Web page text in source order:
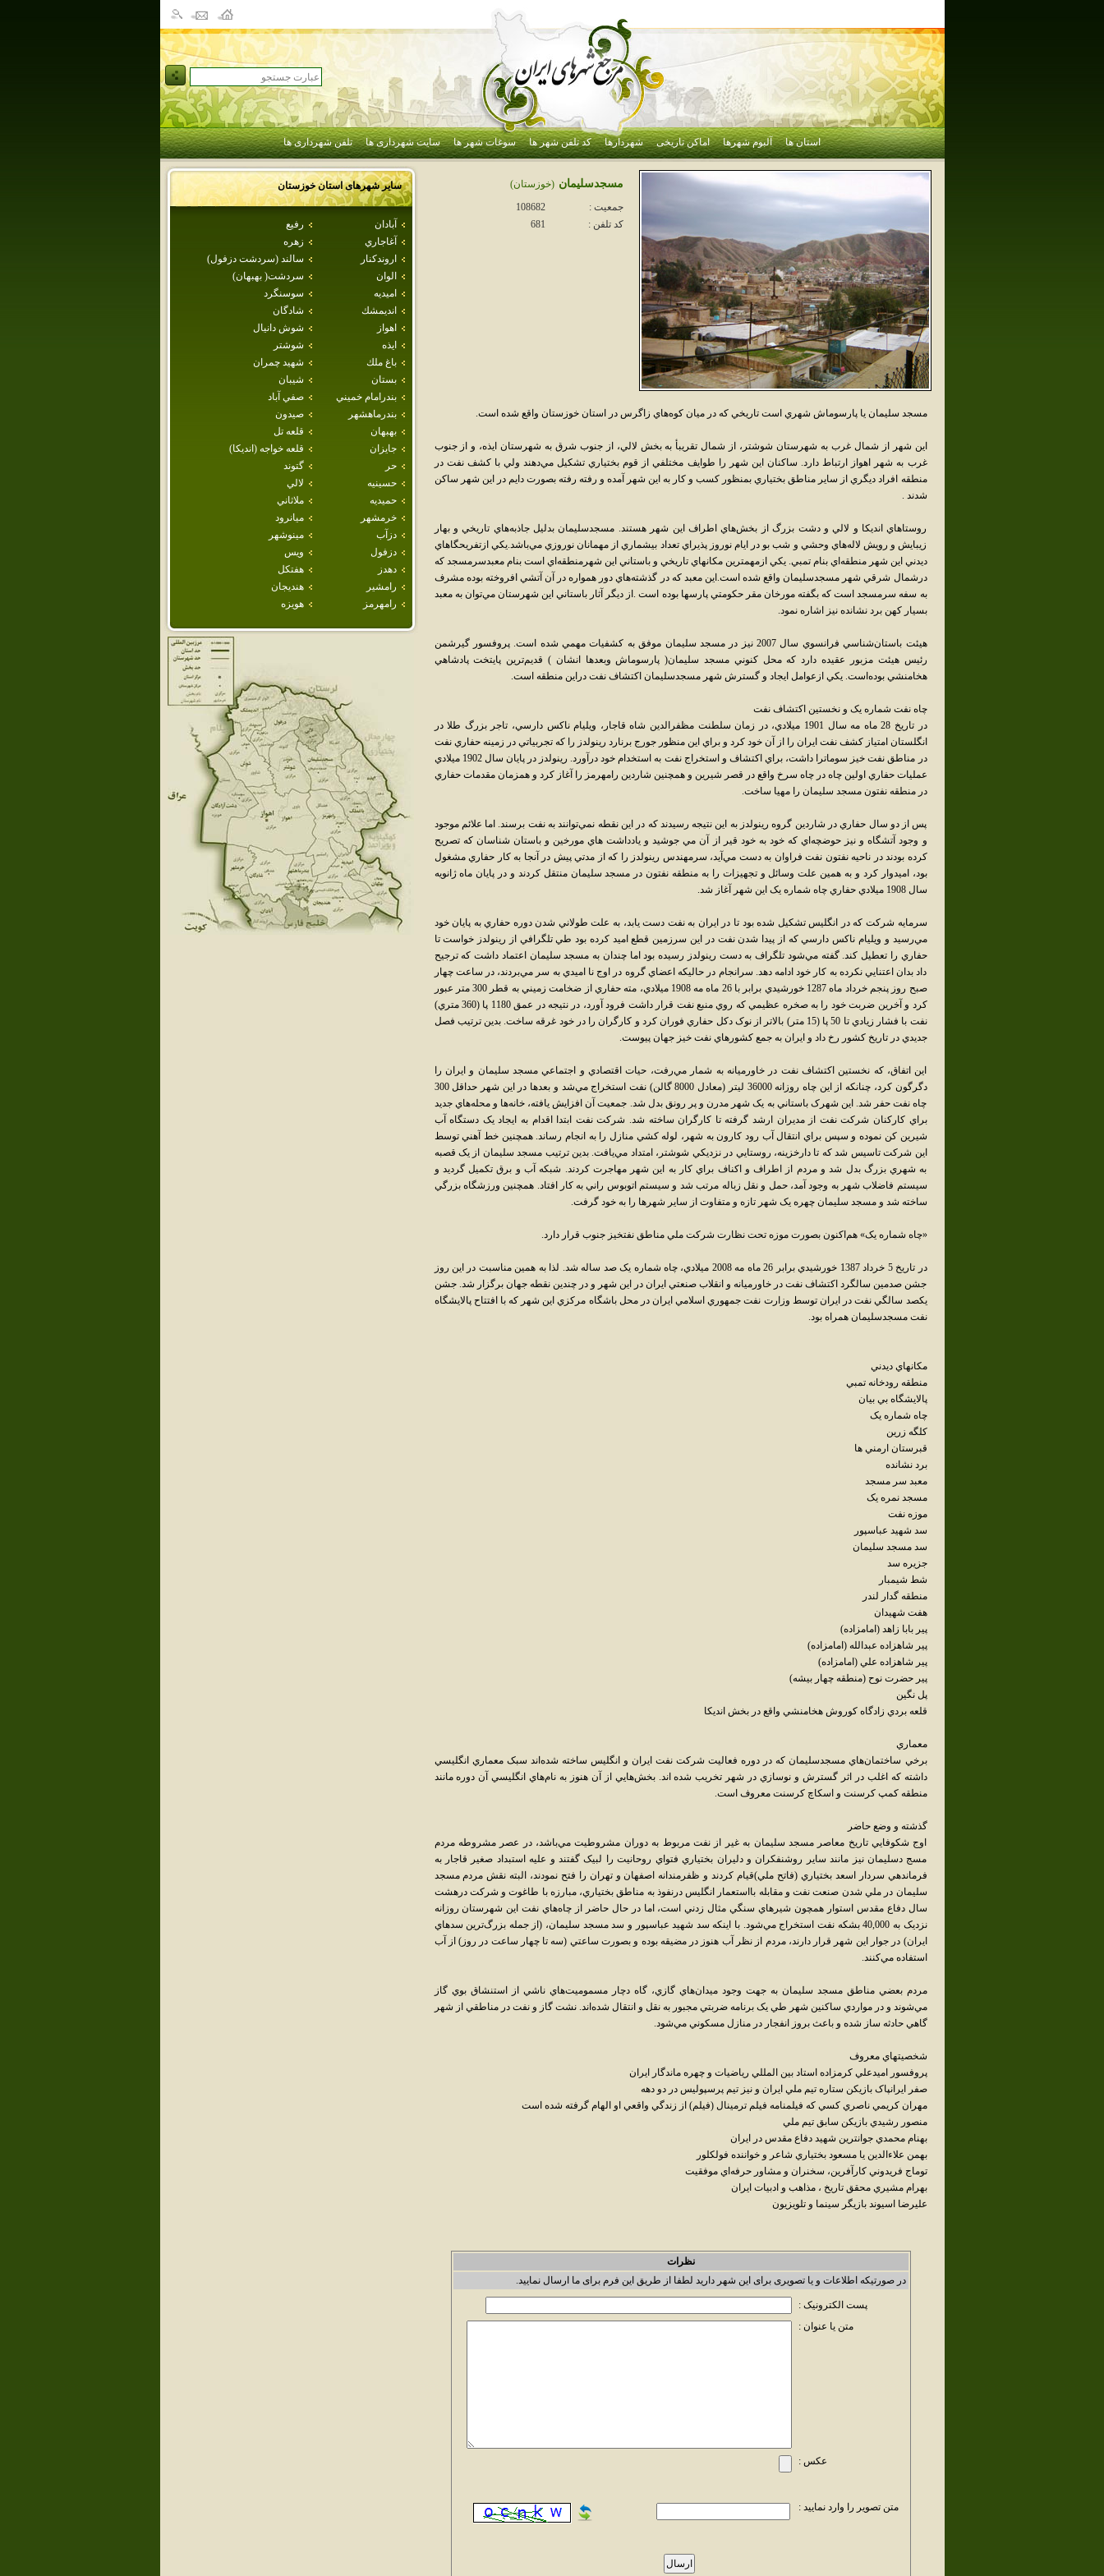
استان ها آلبوم شهرها اماکن تاریخی شهردارها کد تلفن شهر ها سوغات شهر ها سایت شهرداری ها تلفن شهرداری ها
سایر شهرهای استانخوزستان
آبادان
رفيع
آغاجاري
زهره
اروندكنار
سالند (سردشت دزفول)
الوان
سردشت( بهبهان)
اميديه
سوسنگرد
انديمشك
شادگان
اهواز
شوش دانيال
ايذه
شوشتر
باغ ملك
شهيد چمران
بستان
شيبان
بندرامام خميني
صفي آباد
بندرماهشهر
صيدون
بهبهان
قلعه تل
جايزان
قلعه خواجه (انديكا)
حر
گتوند
حسينيه
لالي
حميديه
ملاثاني
خرمشهر
ميانرود
دزآب
مينوشهر
دزفول
ويس
دهدز
هفتكل
رامشير
هنديجان
رامهرمز
هويزه
مسجدسليمان (خوزستان)
جمعیت :
108682
کد تلفن :
681
مسجد سليمان يا پارسوماش شهري است تاريخي که در ميان کوه‌هاي زاگرس در استان خوزستان واقع شده است.
اين شهر از شمال غرب به شهرستان شوشتر، از شمال تقريبأ به بخش لالي، از جنوب شرق به شهرستان ايذه، و از جنوب
غرب به شهر اهواز ارتباط دارد. ساکنان اين شهر را طوايف مختلفي از قوم بختياري تشکيل مي‌دهند ولي با کشف نفت در
منطقه افراد ديگري از ساير مناطق بختياري بمنظور کسب و کار به اين شهر آمده و رفته رفته بصورت دايم در اين شهر ساکن
شدند .
روستاهاي انديکا و لالي و دشت بزرگ از بخش‌هاي اطراف اين شهر هستند. مسجدسليمان بدليل جاذبه‌هاي تاريخي و بهار
زيبايش و رويش لاله‌هاي وحشي و شب بو در ايام نوروز پذيراي تعداد بيشماري از مهمانان نوروزي مي‌باشد.يکي ازتفريحگاهاي
ديدني اين شهر منطقه‌اي بنام تمبي. يکي ازمهمترين مکانهاي تاريخي و باستاني اين شهرمنطقه‌اي است بنام معبدسرمسجد که
درشمال شرقي شهر مسجدسليمان واقع شده است.اين معبد که در گذشته‌هاي دور همواره در آن آتشي افروخته بوده مشرف
به سفه سرمسجد است که بگفته مورخان مقر حکومتي پارسها بوده است .از ديگر آثار باستاني اين شهرستان مي‌توان به معبد
بسيار کهن برد نشانده نيز اشاره نمود.
هيئت باستان‌شناسي فرانسوي سال 2007 نيز در مسجد سليمان موفق به کشفيات مهمي شده است. پروفسور گيرشمن
رئيس هيئت مزبور عقيده دارد که محل کنوني مسجد سليمان( پارسوماش وبعدها انشان ) قديم‌ترين پايتخت پادشاهي
هخامنشي بوده‌است. يکي ازعوامل ايجاد و گسترش شهر مسجدسليمان اکتشاف نفت دراين منطقه است.
چاه نفت شماره يک و نخستين اکتشاف نفت
در تاريخ 28 ماه مه سال 1901 ميلادي، در زمان سلطنت مظفرالدين شاه قاجار، ويليام ناکس دارسي، تاجر بزرگ طلا در
انگلستان امتياز کشف نفت ايران را از آن خود کرد و براي اين منظور جورج برنارد رينولدز را که تجربياتي در زمينه حفاري نفت
در مناطق نفت خيز سوماترا داشت، براي اکتشاف و استخراج نفت به استخدام خود درآورد. رينولدز در پايان سال 1902 ميلادي
عمليات حفاري اولين چاه در چاه سرخ واقع در قصر شيرين و همچنين شاردين رامهرمز را آغاز کرد و همزمان مقدمات حفاري
در منطقه نفتون مسجد سليمان را مهيا ساخت.
پس از دو سال حفاري در شاردين گروه رينولدز به اين نتيجه رسيدند که در اين نقطه نمي‌توانند به نفت برسند. اما علائم موجود
و وجود آتشگاه و نيز حوضچه‌اي که خود به خود قير از آن مي جوشيد و يادداشت هاي مورخين و باستان شناسان که تصريح
کرده بودند در ناحيه نفتون نفت فراوان به دست مي‌آيد، سرمهندس رينولدز را که از مدتي پيش در آنجا به کار حفاري مشغول
بود، اميدوار کرد و به همين علت وسائل و تجهيزات را به منطقه نفتون در مسجد سليمان منتقل کردند و در پايان ماه ژانويه
سال 1908 ميلادي حفاري چاه شماره يک اين شهر آغاز شد.
سرمايه شرکت که در انگليس تشکيل شده بود تا در ايران به نفت دست يابد، به علت طولاني شدن دوره حفاري به پايان خود
مي‌رسيد و ويليام ناکس دارسي که از پيدا شدن نفت در اين سرزمين قطع اميد کرده بود طي تلگرافي از رينولدز خواست تا
حفاري را تعطيل کند. گفته مي‌شود تلگراف به دست رينولدز رسيده بود اما چندان به مسجد سليمان اعتماد داشت که ترجيح
داد بدان اعتنايي نکرده به کار خود ادامه دهد. سرانجام در حاليکه اعضاي گروه در اوج نا اميدي به سر مي‌بردند، در ساعت چهار
صبح روز پنجم خرداد ماه 1287 خورشيدي برابر با 26 ماه مه 1908 ميلادي، مته حفاري از ضخامت زميني به قطر 300 متر عبور
کرد و آخرين ضربت خود را به صخره عظيمي که روي منبع نفت قرار داشت فرود آورد، در نتيجه در عمق 1180 پا (360 متري)
نفت با فشار زيادي تا 50 پا (15 متر) بالاتر از نوک دکل حفاري فوران کرد و کارگران را در خود غرقه ساخت. بدين ترتيب فصل
جديدي در تاريخ کشور رخ داد و ايران به جمع کشورهاي نفت خيز جهان پيوست.
اين اتفاق، که نخستين اکتشاف نفت در خاورميانه به شمار مي‌رفت، حيات اقتصادي و اجتماعي مسجد سليمان و ايران را
دگرگون کرد، چنانکه از اين چاه روزانه 36000 ليتر (معادل 8000 گالن) نفت استخراج مي‌شد و بعدها در اين شهر حداقل 300
چاه نفت حفر شد. اين شهرک باستاني به يک شهر مدرن و پر رونق بدل شد. جمعيت آن افزايش يافته، خانه‌ها و محله‌هاي جديد
براي کارکنان شرکت نفت از مديران ارشد گرفته تا کارگران ساخته شد. شرکت نفت ابتدا اقدام به ايجاد يک دستگاه آب
شيرين کن نموده و سپس براي انتقال آب رود کارون به شهر، لوله کشي منازل را به انجام رساند. همچنين خط آهني توسط
اين شرکت تاسيس شد که تا دارخزينه، روستايي در نزديکي شوشتر، امتداد مي‌يافت. بدين ترتيب مسجد سليمان از يک قصبه
به شهري بزرگ بدل شد و مردم از اطراف و اکناف براي کار به اين شهر مهاجرت کردند. شبکه آب و برق تکميل گرديد و
سيستم فاضلاب شهر به وجود آمد، حمل و نقل زباله مرتب شد و سيستم اتوبوس راني به کار افتاد. همچنين ورزشگاه بزرگي
ساخته شد و مسجد سليمان چهره يک شهر تازه و متفاوت از ساير شهرها را به خود گرفت.
«چاه شماره يک» هم‌اکنون بصورت موزه تحت نظارت شرکت ملي مناطق نفتخيز جنوب قرار دارد.
در تاريخ 5 خرداد 1387 خورشيدي برابر 26 ماه مه 2008 ميلادي، چاه شماره يک صد ساله شد. لذا به همين مناسبت در اين روز
جشن صدمين سالگرد اکتشاف نفت در خاورميانه و انقلاب صنعتي ايران در اين شهر و در چندين نقطه جهان برگزار شد. جشن
يکصد سالگي نفت در ايران توسط وزارت نفت جمهوري اسلامي ايران در محل باشگاه مرکزي اين شهر که با افتتاح پالايشگاه
نفت مسجدسليمان همراه بود.
مکانهاي ديدني
منطقه رودخانه تمبي
پالايشگاه بي بيان
چاه شماره يک
کلگه زرين
قبرستان ارمني ها
برد نشانده
معبد سر مسجد
مسجد نمره يک
موزه نفت
سد شهيد عباسپور
سد مسجد سليمان
جزيره سد
شط شيمبار
منطقه گدار لندر
هفت شهيدان
پير بابا زاهد (امامزاده)
پير شاهزاده عبدالله (امامزاده)
پير شاهزاده علي (امامزاده)
پير حضرت نوح (منطقه چهار بيشه)
پل نگين
قلعه بردي زادگاه کوروش هخامنشي واقع در بخش انديکا
معماري
برخي ساختمان‌هاي مسجدسليمان که در دوره فعاليت شرکت نفت ايران و انگليس ساخته شده‌اند سبک معماري انگليسي
داشته که اغلب در اثر گسترش و نوسازي در شهر تخريب شده اند. بخش‌هايي از آن هنوز به نام‌هاي انگليسي آن دوره مانند
منطقه کمپ کرسنت و اسکاچ کرسنت معروف است.
گذشته و وضع حاضر
اوج شکوفايي تاريخ معاصر مسجد سليمان به غير از نفت مربوط به دوران مشروطيت مي‌باشد، در عصر مشروطه مردم
مسج دسليمان نيز مانند ساير روشنفکران و دليران بختياري فتواي روحانيت را لبيک گفتند و عليه استبداد صغير قاجار به
فرماندهي سردار اسعد بختياري (فاتح ملي)قيام کردند و ظفرمندانه اصفهان و تهران را فتح نمودند، البته نقش مردم مسجد
سليمان در ملي شدن صنعت نفت و مقابله بااستعمار انگليس درنفوذ به مناطق بختياري، مبارزه با طاغوت و شرکت درهشت
سال دفاع مقدس استوار همچون شيرهاي سنگي مثال زدني است، اما در حال حاضر از چاه‌هاي نفت اين شهرستان روزانه
نزديک به 40,000 بشکه نفت استخراج مي‌شود. با اينکه سد شهيد عباسپور و سد مسجد سليمان، (از جمله بزرگ‌ترين سدهاي
ايران) در جوار اين شهر قرار دارند، مردم از نظر آب هنوز در مضيقه بوده و بصورت ساعتي (سه تا چهار ساعت در روز) از آب
استفاده مي‌کنند.
مردم بعضي مناطق مسجد سليمان به جهت وجود ميدان‌هاي گازي، گاه دچار مسموميت‌هاي ناشي از استنشاق بوي گاز
مي‌شوند و در مواردي ساکنين شهر طي يک برنامه ضربتي مجبور به نقل و انتقال شده‌اند. نشت گاز و نفت در مناطقي از شهر
گاهي حادثه ساز شده و باعث بروز انفجار در منازل مسکوني مي‌شود.
شخصيتهاي معروف
پروفسور اميدعلي کرمزاده استاد بين المللي رياضيات و چهره ماندگار ايران
صفر ايرانپاک بازيکن ستاره تيم ملي ايران و نيز تيم پرسپوليس در دو دهه
مهران کريمي ناصري کسي که فيلمنامه فيلم ترمينال (فيلم) از زندگي واقعي او الهام گرفته شده است
منصور رشيدي بازيکن سابق تيم ملي
بهنام محمدي جوانترين شهيد دفاع مقدس در ايران
بهمن علاءالدين يا مسعود بختياري شاعر و خواننده فولکلور
توماج فريدوني کارآفرين، سخنران و مشاور حرفه‌اي موفقيت
بهرام مشيري محقق تاريخ ، مذاهب و ادبيات ايران
عليرضا اسيوند بازيگر سينما و تلويزيون
نظرات
در صورتیکه اطلاعات و یا تصویری برای این شهر دارید لطفا از طریق این فرم برای ما ارسال نمایید.
پست الکترونیک :
متن یا عنوان :
عکس :
متن تصویر را وارد نمایید :